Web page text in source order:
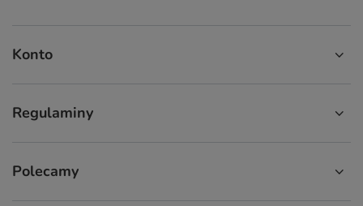
Konto
Regulaminy
Polecamy